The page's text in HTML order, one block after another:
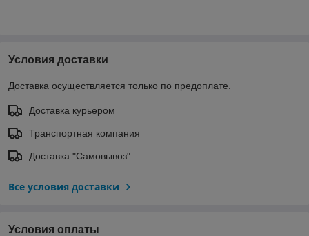
Условия доставки
Доставка осуществляется только по предоплате.
Доставка курьером
Транспортная компания
Доставка "Самовывоз"
Все условия доставки
Условия оплаты